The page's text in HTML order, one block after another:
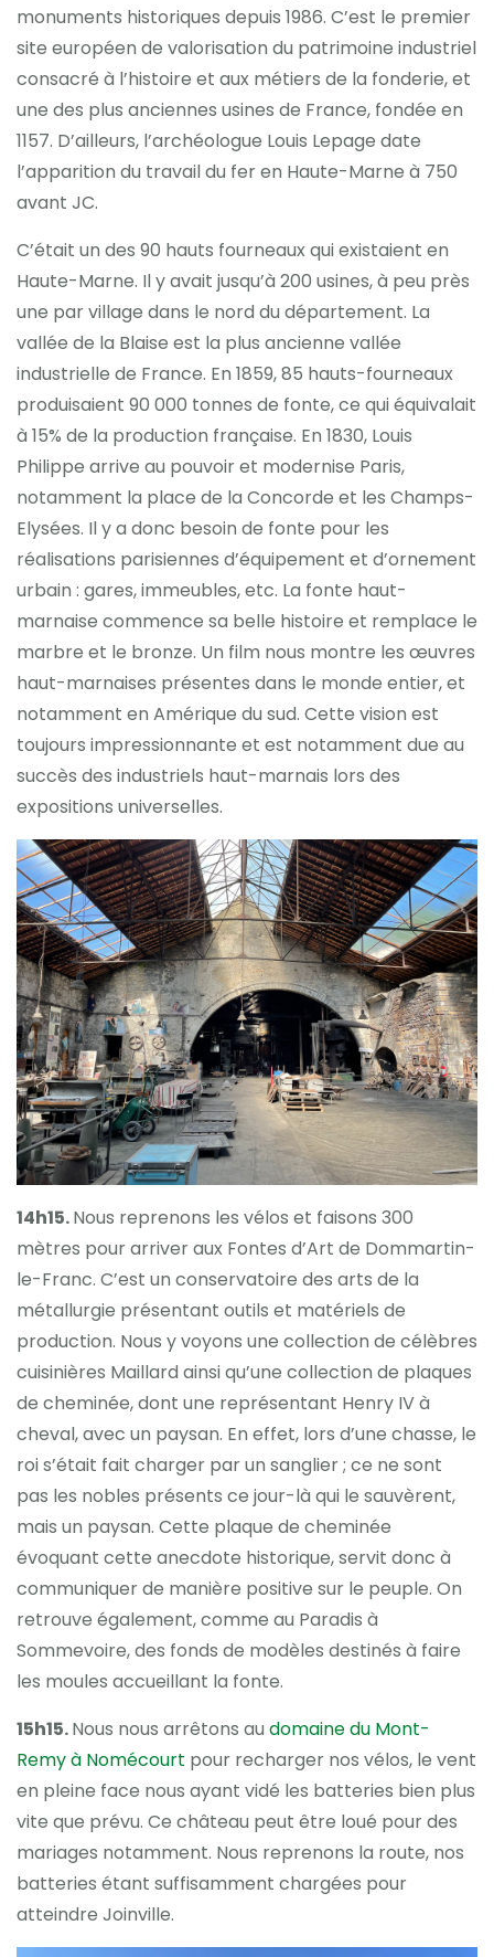
monuments historiques depuis 1986. C’est le premier
site européen de valorisation du patrimoine industriel
consacré à l’histoire et aux métiers de la fonderie, et
une des plus anciennes usines de France, fondée en
1157. D’ailleurs, l’archéologue Louis Lepage date
l’apparition du travail du fer en Haute-Marne à 750
avant JC.
C’était un des 90 hauts fourneaux qui existaient en
Haute-Marne. Il y avait jusqu’à 200 usines, à peu près
une par village dans le nord du département. La
vallée de la Blaise est la plus ancienne vallée
industrielle de France. En 1859, 85 hauts-fourneaux
produisaient 90 000 tonnes de fonte, ce qui équivalait
à 15% de la production française. En 1830, Louis
Philippe arrive au pouvoir et modernise Paris,
notamment la place de la Concorde et les Champs-
Elysées. Il y a donc besoin de fonte pour les
réalisations parisiennes d’équipement et d’ornement
urbain : gares, immeubles, etc. La fonte haut-
marnaise commence sa belle histoire et remplace le
marbre et le bronze. Un film nous montre les œuvres
haut-marnaises présentes dans le monde entier, et
notamment en Amérique du sud. Cette vision est
toujours impressionnante et est notamment due au
succès des industriels haut-marnais lors des
expositions universelles.
14h15.Nous reprenons les vélos et faisons 300
mètres pour arriver aux Fontes d’Art de Dommartin-
le-Franc. C’est un conservatoire des arts de la
métallurgie présentant outils et matériels de
production. Nous y voyons une collection de célèbres
cuisinières Maillard ainsi qu’une collection de plaques
de cheminée, dont une représentant Henry IV à
cheval, avec un paysan. En effet, lors d’une chasse, le
roi s’était fait charger par un sanglier ; ce ne sont
pas les nobles présents ce jour-là qui le sauvèrent,
mais un paysan. Cette plaque de cheminée
évoquant cette anecdote historique, servit donc à
communiquer de manière positive sur le peuple. On
retrouve également, comme au Paradis à
Sommevoire, des fonds de modèles destinés à faire
les moules accueillant la fonte.
15h15.Nous nous arrêtons au domaine du Mont-
Remy à Nomécourt pour recharger nos vélos, le vent
en pleine face nous ayant vidé les batteries bien plus
vite que prévu. Ce château peut être loué pour des
mariages notamment. Nous reprenons la route, nos
batteries étant suffisamment chargées pour
atteindre Joinville.